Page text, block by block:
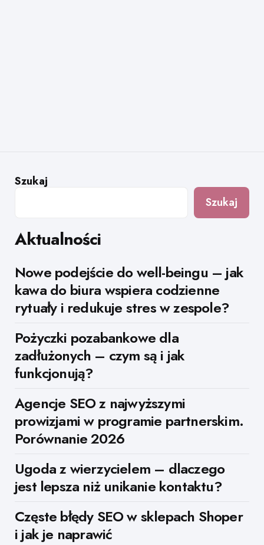
Szukaj
Szukaj
Aktualności
Nowe podejście do well-beingu – jak
kawa do biura wspiera codzienne
rytuały i redukuje stres w zespole?
Pożyczki pozabankowe dla
zadłużonych – czym są i jak
funkcjonują?
Agencje SEO z najwyższymi
prowizjami w programie partnerskim.
Porównanie 2026
Ugoda z wierzycielem – dlaczego
jest lepsza niż unikanie kontaktu?
Częste błędy SEO w sklepach Shoper
i jak je naprawić